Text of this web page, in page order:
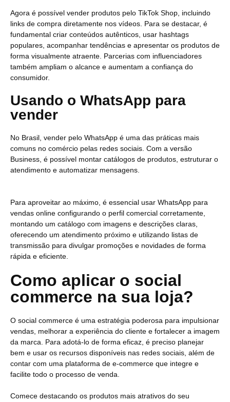
Agora é possível vender produtos pelo TikTok Shop, incluindo
links de compra diretamente nos vídeos. Para se destacar, é
fundamental criar conteúdos autênticos, usar hashtags
populares, acompanhar tendências e apresentar os produtos de
forma visualmente atraente. Parcerias com influenciadores
também ampliam o alcance e aumentam a confiança do
consumidor.
Usando o WhatsApp para
vender
No Brasil, vender pelo WhatsApp é uma das práticas mais
comuns no comércio pelas redes sociais. Com a versão
Business, é possível montar catálogos de produtos, estruturar o
atendimento e automatizar mensagens.
Para aproveitar ao máximo, é essencial usar WhatsApp para
vendas online configurando o perfil comercial corretamente,
montando um catálogo com imagens e descrições claras,
oferecendo um atendimento próximo e utilizando listas de
transmissão para divulgar promoções e novidades de forma
rápida e eficiente.
Como aplicar o social
commerce na sua loja?
O social commerce é uma estratégia poderosa para impulsionar
vendas, melhorar a experiência do cliente e fortalecer a imagem
da marca. Para adotá-lo de forma eficaz, é preciso planejar
bem e usar os recursos disponíveis nas redes sociais, além de
contar com uma plataforma de e-commerce que integre e
facilite todo o processo de venda.
Comece destacando os produtos mais atrativos do seu